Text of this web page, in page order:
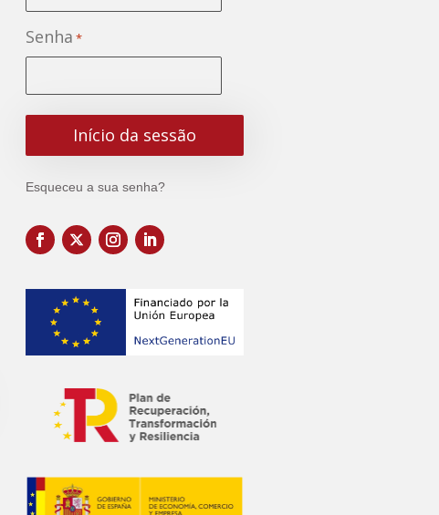
Senha *
Esqueceu a sua senha?